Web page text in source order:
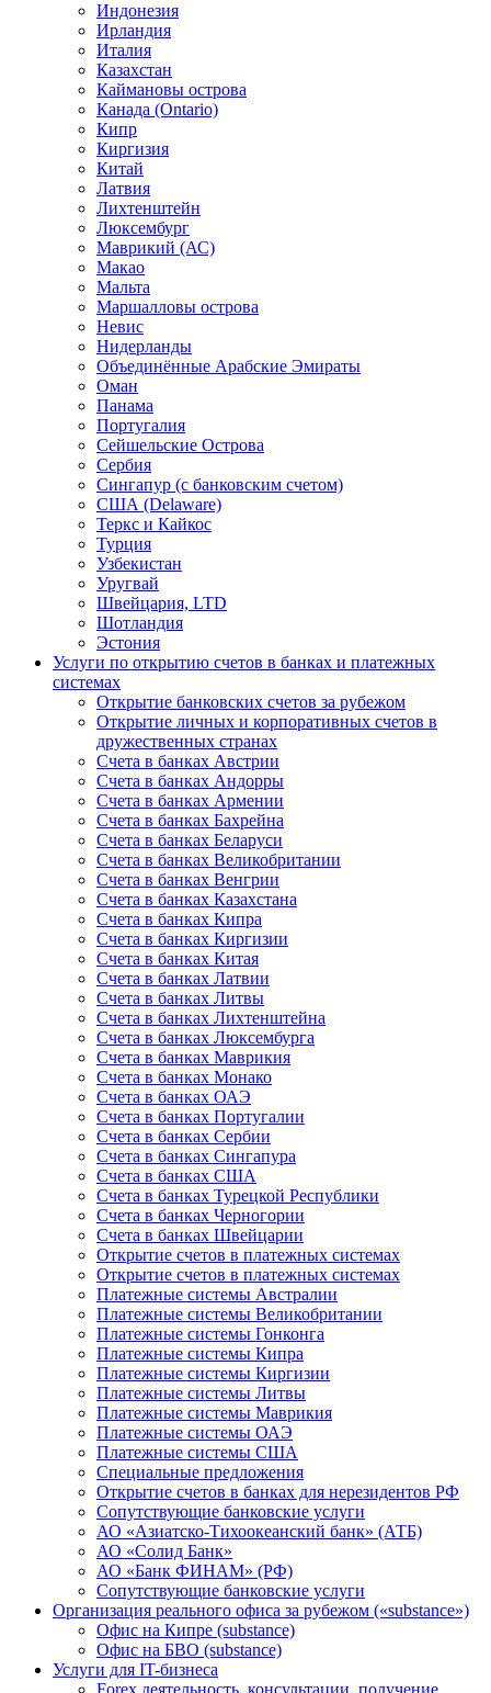
Индонезия
Ирландия
Италия
Казахстан
Каймановы острова
Канада (Ontario)
Кипр
Киргизия
Китай
Латвия
Лихтенштейн
Люксембург
Маврикий (АС)
Макао
Мальта
Маршалловы острова
Нeвис
Нидерланды
Объединённые Арабские Эмираты
Оман
Панама
Португалия
Сейшельские Острова
Сербия
Сингапур (c банковским счетом)
США (Delaware)
Теркс и Кайкос
Турция
Узбекистан
Уругвай
Швейцария, LTD
Шотландия
Эстония
Услуги по открытию счетов в банках и платежных
системах
Открытие банковских счетов за рубежом
Открытие личных и корпоративных счетов в
дружественных странах
Счета в банках Австрии
Счета в банках Андорры
Счета в банках Армении
Счета в банках Бахрейна
Счета в банках Беларуси
Счета в банках Великобритании
Счета в банках Венгрии
Счета в банках Казахстана
Счета в банках Кипра
Счета в банках Киргизии
Счета в банках Китая
Счета в банках Латвии
Счета в банках Литвы
Счета в банках Лихтенштейна
Счета в банках Люксембурга
Счета в банках Маврикия
Счета в банках Монако
Счета в банках ОАЭ
Счета в банках Португалии
Счета в банках Сербии
Счета в банках Сингапура
Счета в банках США
Счета в банках Турецкой Республики
Счета в банках Черногории
Счета в банках Швейцарии
Открытие счетов в платежных системах
Открытие счетов в платежных системах
Платежные системы Австралии
Платежные системы Великобритании
Платежные системы Гонконга
Платежные системы Кипра
Платежные системы Киргизии
Платежные системы Литвы
Платежные системы Маврикия
Платежные системы ОАЭ
Платежные системы США
Специальные предложения
Открытие счетов в банках для нерезидентов РФ
Сопутствующие банковские услуги
АО «Азиатско-Тихоокеанский банк» (АТБ)
АО «Солид Банк»
АО «Банк ФИНАМ» (РФ)
Сопутствующие банковские услуги
Организация реального офиса за рубежом («substance»)
Офис на Кипре (substance)
Офис на БВО (substance)
Услуги для IT-бизнеса
Forex деятельность, консультации, получение